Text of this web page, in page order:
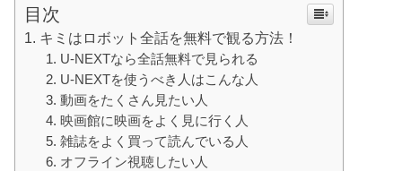
目次
キミはロボット全話を無料で観る方法！
U-NEXTなら全話無料で見られる
U-NEXTを使うべき人はこんな人
動画をたくさん見たい人
映画館に映画をよく見に行く人
雑誌をよく買って読んでいる人
オフライン視聴したい人